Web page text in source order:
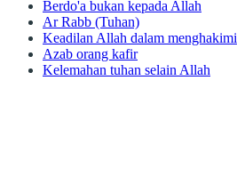
Berdo'a bukan kepada Allah
Ar Rabb (Tuhan)
Keadilan Allah dalam menghakimi
Azab orang kafir
Kelemahan tuhan selain Allah